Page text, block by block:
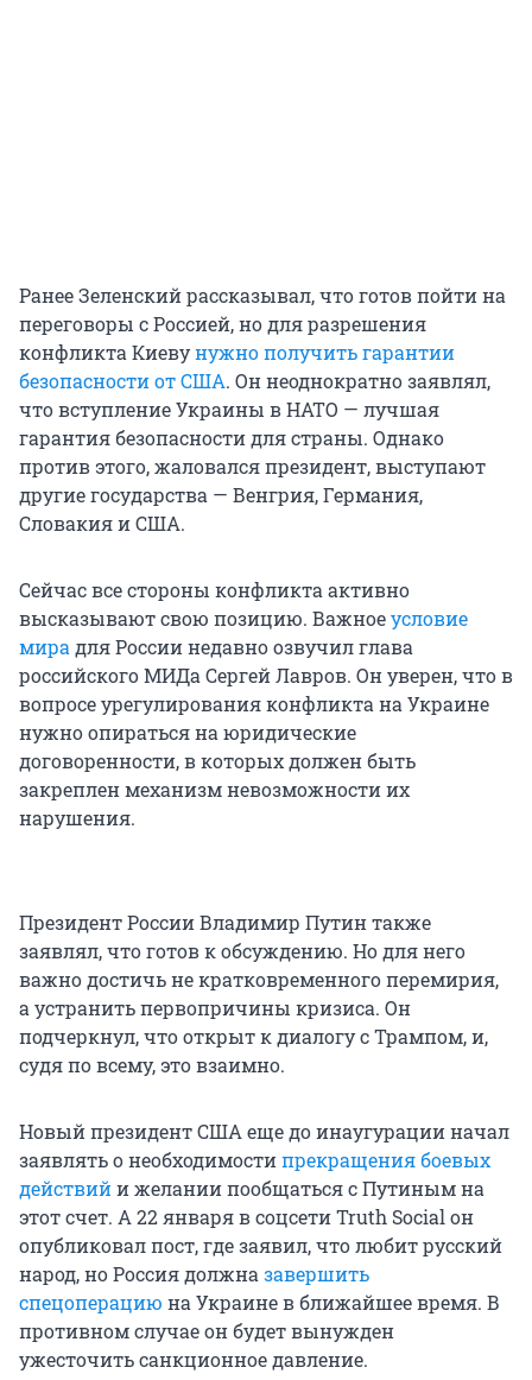
Ранее Зеленский рассказывал, что готов пойти на
переговоры с Россией, но для разрешения
конфликта Киевунужно получить гарантии
безопасности от США. Он неоднократно заявлял,
что вступление Украины в НАТО — лучшая
гарантия безопасности для страны. Однако
против этого, жаловался президент, выступают
другие государства — Венгрия, Германия,
Словакия и США.
Сейчас все стороны конфликта активно
высказывают свою позицию. Важноеусловие
мира для России недавно озвучил глава
российского МИДа Сергей Лавров. Он уверен, что в
вопросе урегулирования конфликта на Украине
нужно опираться на юридические
договоренности, в которых должен быть
закреплен механизм невозможности их
нарушения.
Президент России Владимир Путин также
заявлял, что готов к обсуждению. Но для него
важно достичь не кратковременного перемирия,
а устранить первопричины кризиса. Он
подчеркнул, что открыт к диалогу с Трампом, и,
судя по всему, это взаимно.
Новый президент США еще до инаугурации начал
заявлять о необходимостипрекращения боевых
действийи желании пообщаться с Путиным на
этот счет. А 22 января в соцсети Truth Social он
опубликовал пост, где заявил, что любит русский
народ, но Россия должна завершить
спецоперацию на Украине в ближайшее время. В
противном случае он будет вынужден
ужесточить санкционное давление.